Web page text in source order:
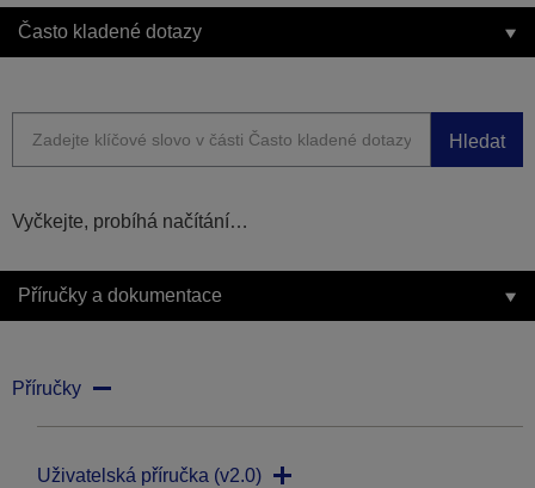
Často kladené dotazy
Hledat
Vyčkejte, probíhá načítání…
Příručky a dokumentace
Příručky
Uživatelská příručka (v2.0)